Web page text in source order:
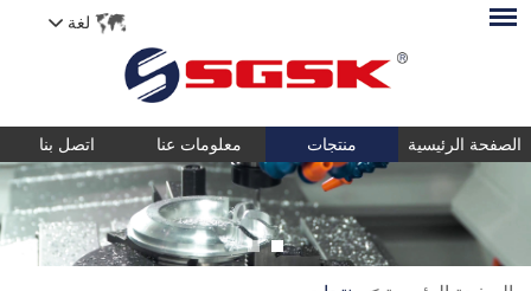
لغة
الصفحة الرئيسية منتجات معلومات عنا اتصل بنا